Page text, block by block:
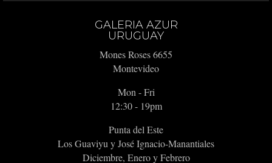
GALERIA AZUR
URUGUAY
Mones Roses 6655
Montevideo
Mon - Fri
12:30 - 19pm
Punta del Este
Los Guaviyu y José Ignacio-Manantiales
Diciembre, Enero y Febrero